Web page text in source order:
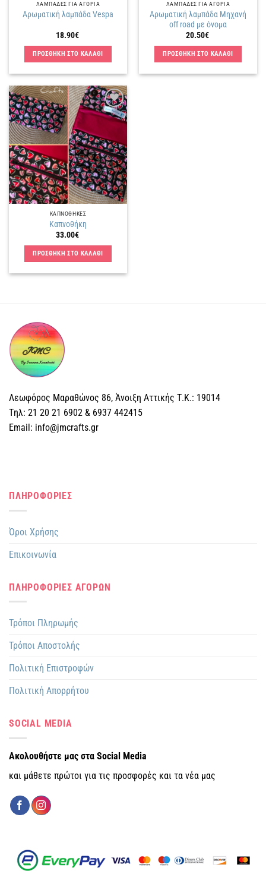
σελίδα
του
προϊόντος
ΛΑΜΠΑΔΕΣ ΓΙΑ ΑΓΟΡΙΑ
Αρωματική λαμπάδα Vespa
18.90€
ΠΡΟΣΘΗΚΗ ΣΤΟ ΚΑΛΑΘΙ
ΛΑΜΠΑΔΕΣ ΓΙΑ ΑΓΟΡΙΑ
Αρωματική λαμπάδα Μηχανή
off road με όνομα
20.50€
ΠΡΟΣΘΗΚΗ ΣΤΟ ΚΑΛΑΘΙ
Πρόσθήκη
στην
επιθυμιών
ΚΑΠΝΟΘΗΚΕΣ
Καπνοθήκη
33.00€
ΠΡΟΣΘΗΚΗ ΣΤΟ ΚΑΛΑΘΙ
Λεωφόρος Μαραθώνος 86, Άνοιξη Αττικής Τ.Κ.: 19014
Tηλ: 21 20 21 6902 & 6937 442415
Email: info@jmcrafts.gr
ΠΛΗΡΟΦΟΡΙΕΣ
Όροι Χρήσης
Επικοινωνία
ΠΛΗΡΟΦΟΡΙΕΣ ΑΓΟΡΩΝ
Τρόποι Πληρωμής
Τρόποι Αποστολής
Πολιτική Επιστροφών
Πολιτική Απορρήτου
SOCIAL MEDIA
Ακολουθήστε μας στα Social Media
και μάθετε πρώτοι για τις προσφορές και τα νέα μας